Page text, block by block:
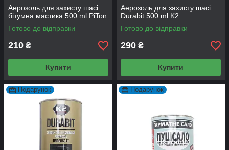
Аерозоль для захисту шасі
бітумна мастика 500 ml PiTon
Готово до відправки
210 ₴
Купити
Аерозоль для захисту шасі
Durabit 500 ml K2
Готово до відправки
290 ₴
Купити
Подарунок Подарунок